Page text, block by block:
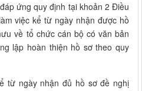
ứng quy định tại khoản 2 Điều
việc kể từ ngày nhận được hồ
về tổ chức cán bộ có văn bản
lập hoàn thiện hồ sơ theo quy
từ ngày nhận đủ hồ sơ đề nghị